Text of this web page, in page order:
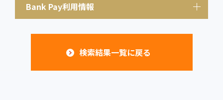
Bank Pay利用情報
検索結果一覧に戻る